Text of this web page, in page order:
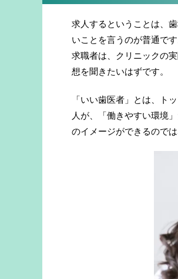
求人するということは、
いことを言うのが普通です
求職者は、クリニックの
想を聞きたいはずです。
「いい歯医者」とは、ト
人が、「働きやすい環境
のイメージができるのでは